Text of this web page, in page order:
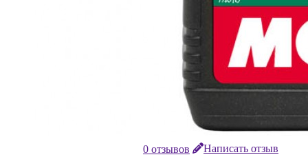
0 отзывов Написать отзыв